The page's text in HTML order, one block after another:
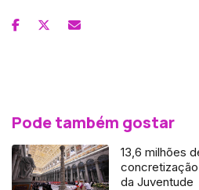
Pode também gostar
13,6 milhões
da Juventude